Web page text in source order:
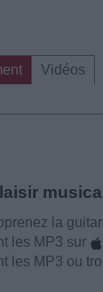
Vidéos
la
les MP3 sur
les MP3 ou